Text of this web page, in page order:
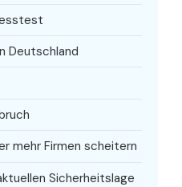
Deutschland
mehr Firmen scheitern
Sicherheitslage